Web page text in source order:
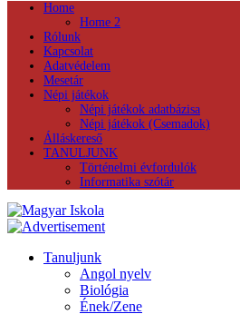
Home
Home 2
Rólunk
Kapcsolat
Adatvédelem
Mesetár
Népi játékok
Népi játékok adatbázisa
Népi játékok (Csemadok)
Álláskereső
TANULJUNK
Történelmi évfordulók
Informatika szótár
Tanuljunk
Angol nyelv
Biológia
Ének/Zene